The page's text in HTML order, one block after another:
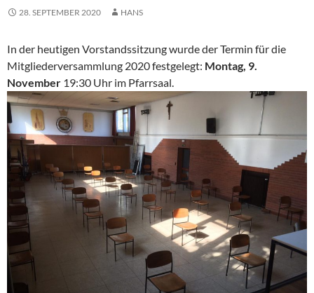
28. SEPTEMBER 2020 HANS
In der heutigen Vorstandssitzung wurde der Termin für die
Mitgliederversammlung 2020 festgelegt: Montag, 9.
November 19:30 Uhr im Pfarrsaal.